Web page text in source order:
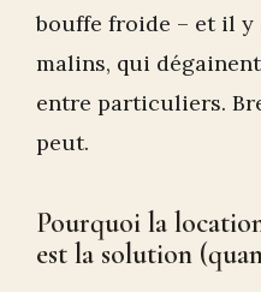
bouffe froide – et il y
malins, qui
entre particuliers.
peut.
Pourquoi la
est la solution